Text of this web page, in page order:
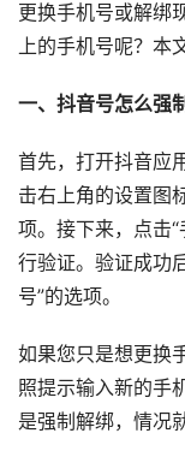
更换手机号或解绑
上的手机号呢？本
一、抖音号怎么强
首先，打开抖音应
击右上角的设置图
项。接下来，点击
行验证。验证成功
号”的选项。
如果您只是想更换
照提示输入新的手
是强制解绑，情况